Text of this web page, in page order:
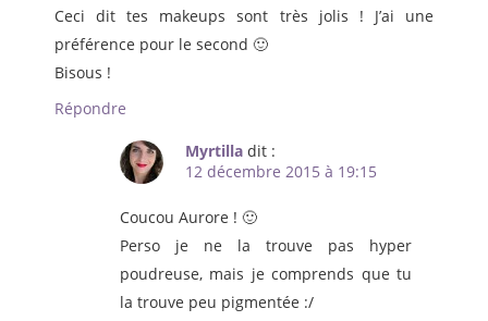
Ceci dit tes makeups sont très jolis ! J’ai une
préférence pour le second 🙂
Bisous !
Répondre
Myrtilla dit :
12 décembre 2015 à 19:15
Coucou Aurore ! 🙂
Perso je ne la trouve pas hyper
poudreuse, mais je comprends que tu
la trouve peu pigmentée :/